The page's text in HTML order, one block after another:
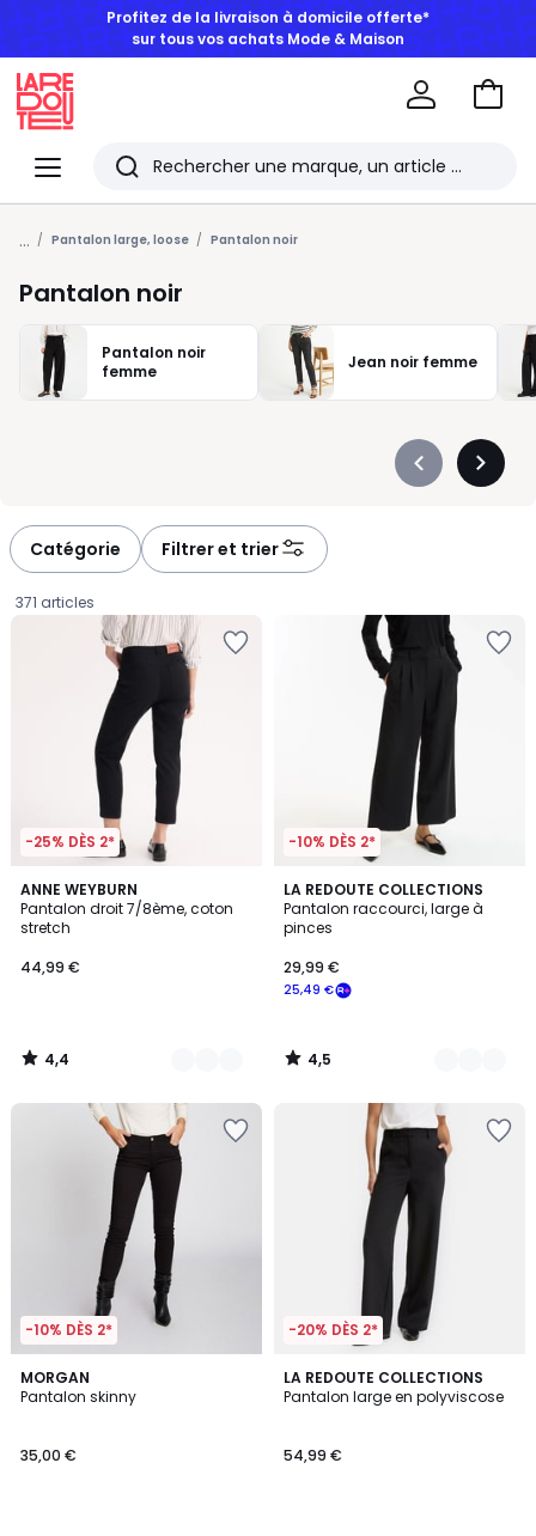
BONS PLANS | Jusqu'à -50% dès 2 articles*
Menu
Redoute
Rechercher
Les
derniers
articles
consultés
Aller
... Pantalon large, loose Pantalon noir
Pantalon noir
Pantalon noir
femme
Jean noir femme
Précédent
Catégorie Filtrer et trier
371 articles
-25% DÈS 2*
ANNE WEYBURN
Pantalon droit 7/8ème, coton
stretch
€.
44,99 €
4,4
/ 5
4
Couleurs
4,4
/
-10% DÈS 2*
LA REDOUTE COLLECTIONS
Pantalon raccourci, large à
pinces
25,49 €
29,99 €
4,5
/ 5
2
Couleurs
4,5
/
-10% DÈS 2*
MORGAN
Pantalon skinny
35,00 €
4,5
/ 5
3
Couleurs
-20% DÈS 2*
LA REDOUTE COLLECTIONS
Pantalon large en polyviscose
54,99 €
4,5
/ 5
4
Couleurs